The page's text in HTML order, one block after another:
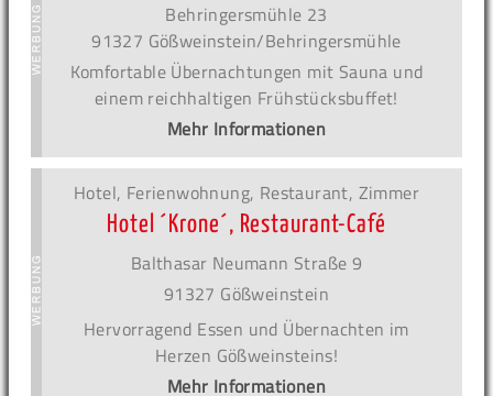
Behringersmühle 23
91327 Gößweinstein/Behringersmühle
Komfortable Übernachtungen mit Sauna und
einem reichhaltigen Frühstücksbuffet!
Mehr Informationen
Hotel, Ferienwohnung, Restaurant, Zimmer
Hotel ´Krone´, Restaurant-Café
Balthasar Neumann Straße 9
91327 Gößweinstein
Hervorragend Essen und Übernachten im
Herzen Gößweinsteins!
Mehr Informationen